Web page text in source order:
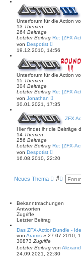
a
g
s
t
e
e
t
a
g
Unterforum für die Action
13 Themen
264 Beiträge
Letzter Beitrag Re: [ZFX
von Despotist
e
u
s
t
e
e
i
t
a
g
19.12.2010, 14:56
Unterforum für die Action
15 Themen
304 Beiträge
Letzter Beitrag Re: [ZFX
von Jonathan
e
u
s
t
e
e
t
30.01.2021, 17:35
ZFX
Hier findet ihr die Beiträge
14 Themen
256 Beiträge
Letzter Beitrag Re: [ZFX-
von Despotist
e
u
t
i
g
16.08.2010, 22:20
Neues Thema
S
e
E
i
e
S
c
Bekanntmachungen
Antworten
Zugriffe
Letzter Beitrag
Das ZFX-ActionBundle -
von Aramis » 27.07.2010,
30873 Zugriffe
Letzter Beitrag von
24.09.2021, 22:30